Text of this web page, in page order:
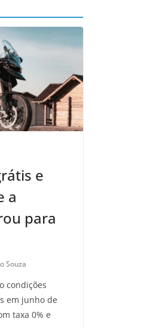
e
a
para
Souza
condições
em junho de
taxa 0% e